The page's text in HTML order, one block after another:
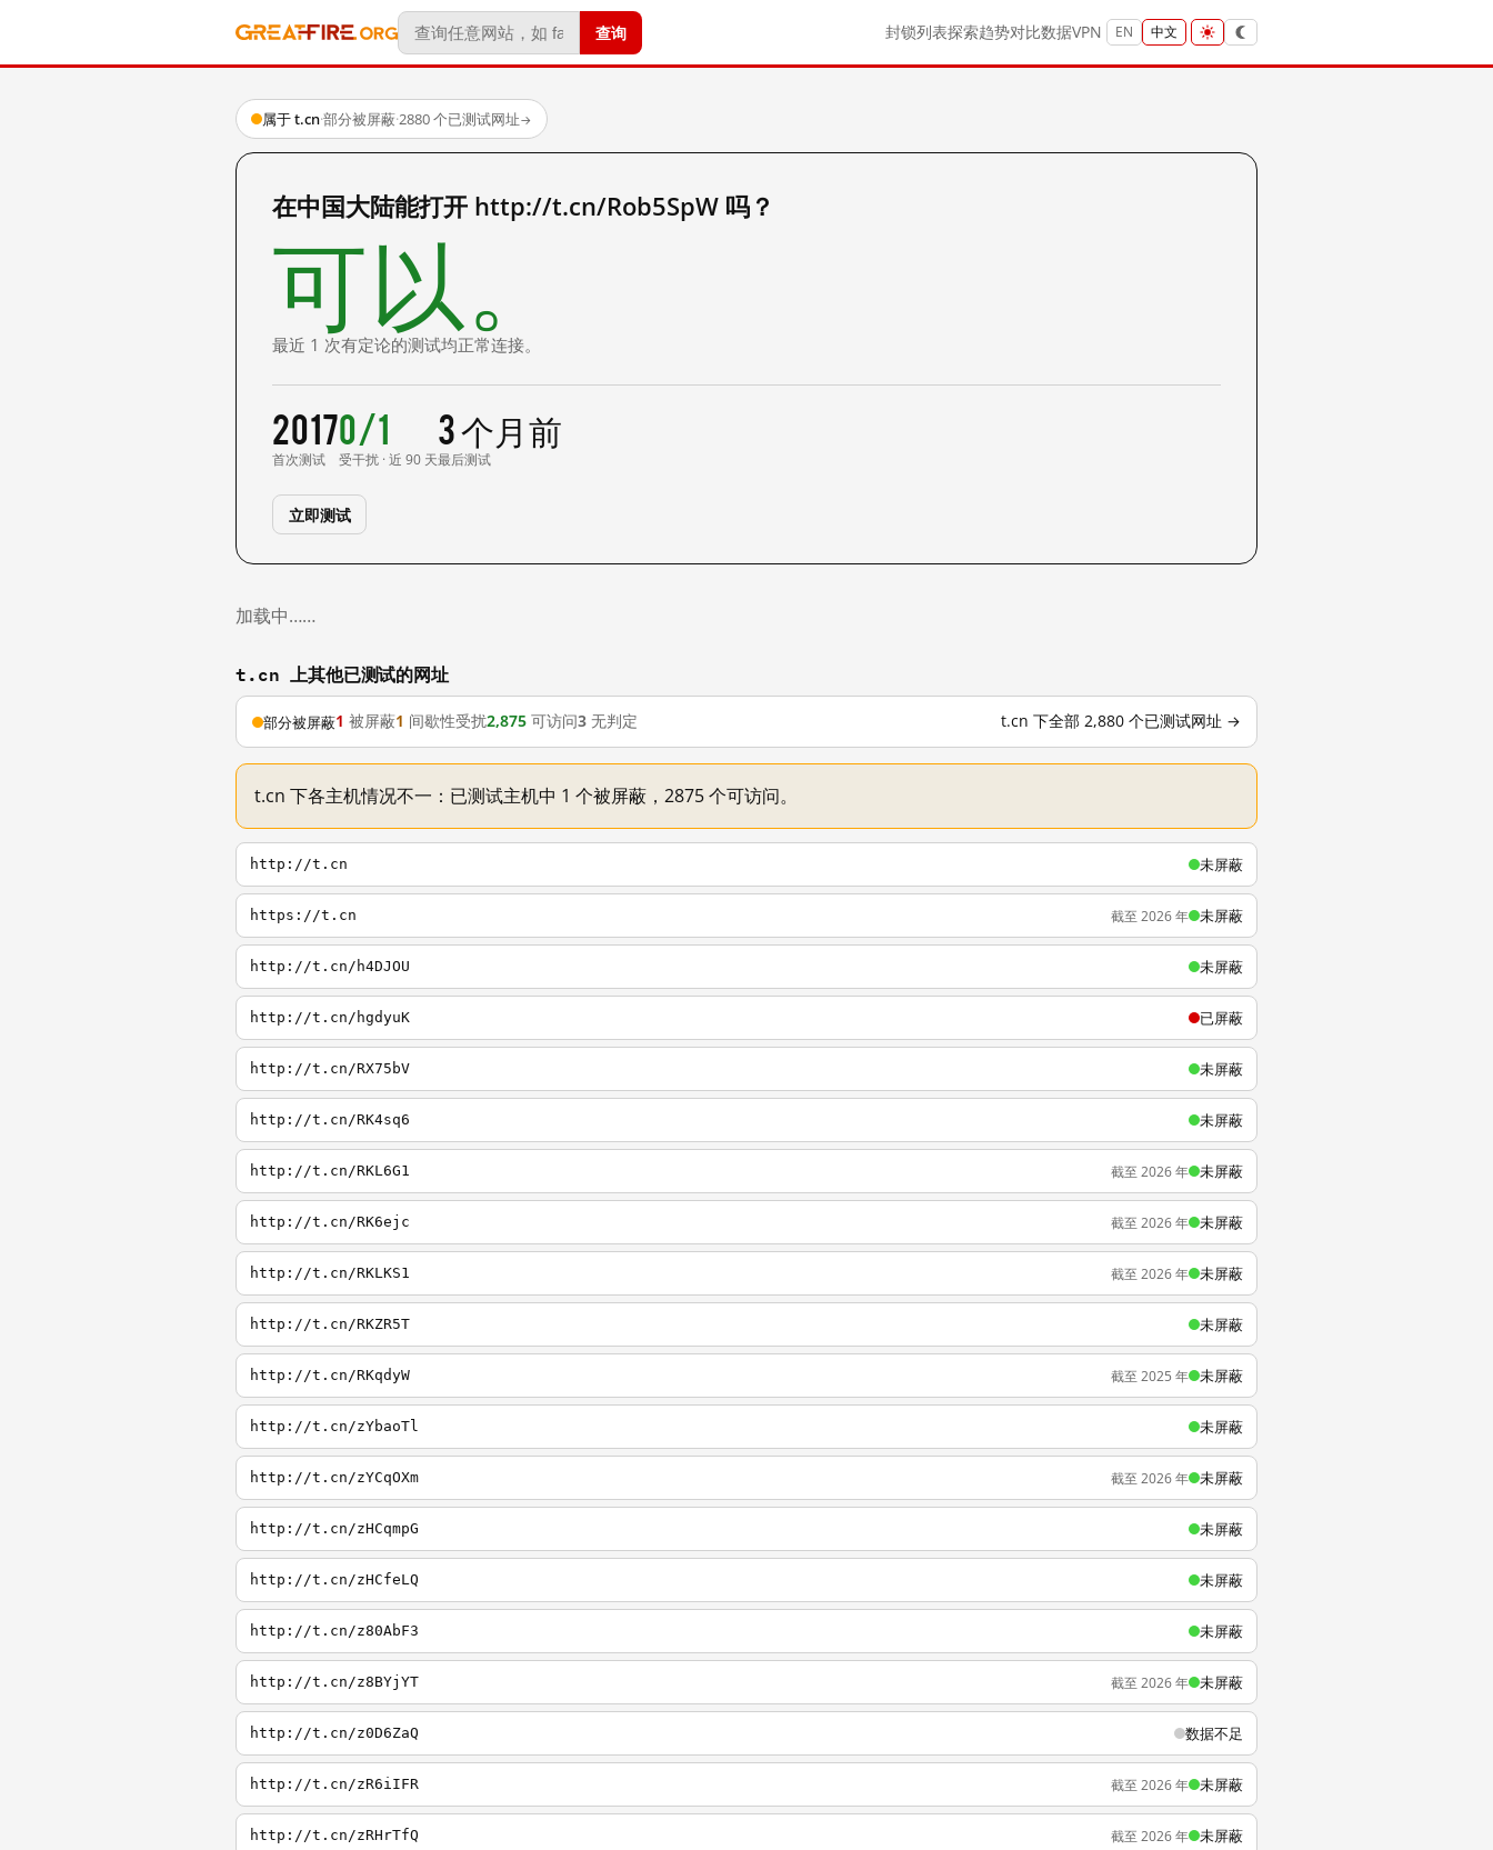
查询 封锁列表探索趋势对比数据VPN EN 中文
属于 t.cn·部分被屏蔽·2880 个已测试网址→
在中国大陆能打开 http://t.cn/Rob5SpW 吗？
可以。
最近 1 次有定论的测试均正常连接。
2017
首次测试
0/1
受干扰 · 近 90 天
3 个月前
最后测试
立即测试
加载中……
t.cn 上其他已测试的网址
部分被屏蔽1 被屏蔽1 间歇性受扰2,875 可访问3 无判定 t.cn 下全部 2,880 个已测试网址 →
t.cn 下各主机情况不一：已测试主机中 1 个被屏蔽，2875 个可访问。
http://t.cn 未屏蔽
https://t.cn 截至 2026 年 未屏蔽
http://t.cn/h4DJOU 未屏蔽
http://t.cn/hgdyuK 已屏蔽
http://t.cn/RX75bV 未屏蔽
http://t.cn/RK4sq6 未屏蔽
http://t.cn/RKL6G1 截至 2026 年 未屏蔽
http://t.cn/RK6ejc 截至 2026 年 未屏蔽
http://t.cn/RKLKS1 截至 2026 年 未屏蔽
http://t.cn/RKZR5T 未屏蔽
http://t.cn/RKqdyW 截至 2025 年 未屏蔽
http://t.cn/zYbaoTl 未屏蔽
http://t.cn/zYCqOXm 截至 2026 年 未屏蔽
http://t.cn/zHCqmpG 未屏蔽
http://t.cn/zHCfeLQ 未屏蔽
http://t.cn/z80AbF3 未屏蔽
http://t.cn/z8BYjYT 截至 2026 年 未屏蔽
http://t.cn/z0D6ZaQ 数据不足
http://t.cn/zR6iIFR 截至 2026 年 未屏蔽
http://t.cn/zRHrTfQ 截至 2026 年 未屏蔽